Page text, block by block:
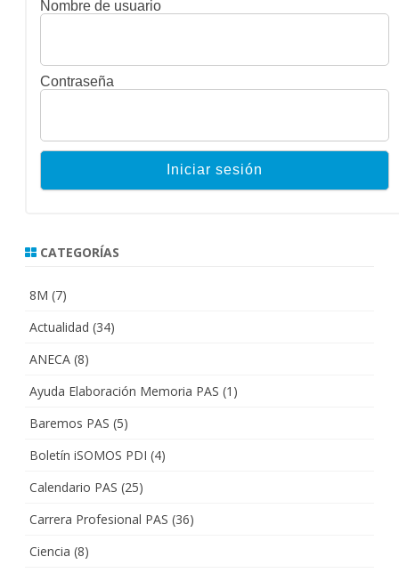
Nombre de usuario
Contraseña
CATEGORÍAS
8M (7)
Actualidad (34)
ANECA (8)
Ayuda Elaboración Memoria PAS (1)
Baremos PAS (5)
Boletín iSOMOS PDI (4)
Calendario PAS (25)
Carrera Profesional PAS (36)
Ciencia (8)